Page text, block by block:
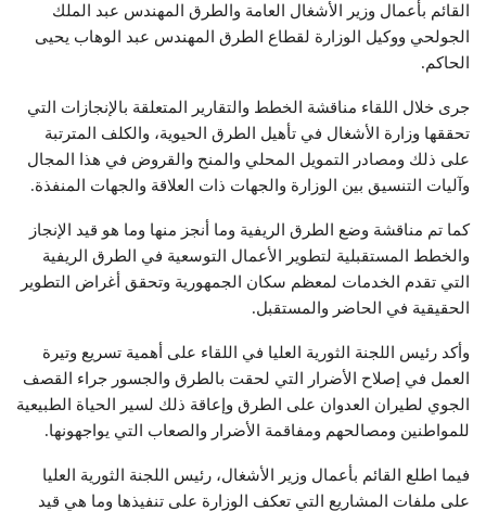
القائم بأعمال وزير الأشغال العامة والطرق المهندس عبد الملك
الجولحي ووكيل الوزارة لقطاع الطرق المهندس عبد الوهاب يحيى
الحاكم.
جرى خلال اللقاء مناقشة الخطط والتقارير المتعلقة بالإنجازات التي
تحققها وزارة الأشغال في تأهيل الطرق الحيوية، والكلف المترتبة
على ذلك ومصادر التمويل المحلي والمنح والقروض في هذا المجال
وآليات التنسيق بين الوزارة والجهات ذات العلاقة والجهات المنفذة.
كما تم مناقشة وضع الطرق الريفية وما أنجز منها وما هو قيد الإنجاز
والخطط المستقبلية لتطوير الأعمال التوسعية في الطرق الريفية
التي تقدم الخدمات لمعظم سكان الجمهورية وتحقق أغراض التطوير
الحقيقية في الحاضر والمستقبل.
وأكد رئيس اللجنة الثورية العليا في اللقاء على أهمية تسريع وتيرة
العمل في إصلاح الأضرار التي لحقت بالطرق والجسور جراء القصف
الجوي لطيران العدوان على الطرق وإعاقة ذلك لسير الحياة الطبيعية
للمواطنين ومصالحهم ومفاقمة الأضرار والصعاب التي يواجهونها.
فيما اطلع القائم بأعمال وزير الأشغال، رئيس اللجنة الثورية العليا
على ملفات المشاريع التي تعكف الوزارة على تنفيذها وما هي قيد